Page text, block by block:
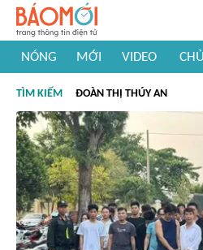
NÓNG MỚI VIDEO
#Khám phá thế giới
TÌM KIẾM ĐOÀN THỊ THÚY AN